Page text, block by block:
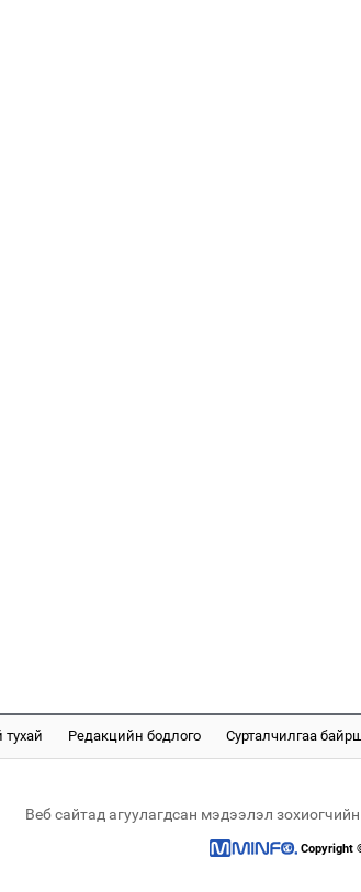
Редакцийн бодлого Сурталчилгаа
Веб сайтад агуулагдсан мэдээлэл
Copyright